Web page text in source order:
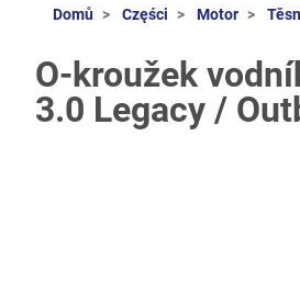
Domů Części Motor
O-kroužek
3.0 Legacy /